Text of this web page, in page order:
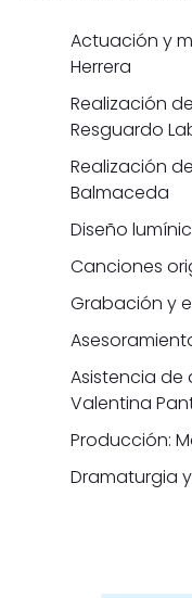
Actuación y
Herrera
Realización
Resguardo
Realización
Balmaceda
Diseño
Canciones
Grabación y
Asistencia de
Valentina
Producción:
Dramaturgia